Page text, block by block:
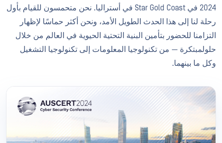
2024 في Star Gold Coast في أستراليا. نحن متحمسون للقيام بأول
رحلة لنا إلى هذا الحدث الطويل الأمد، ونحن أكثر حماسًا لإظهار
التزامنا للحضور بتأمين البنية التحتية الحيوية في العالم من خلال
حلولمبتكرة — من تكنولوجيا المعلومات إلى تكنولوجيا التشغيل
وكل ما بينهما.